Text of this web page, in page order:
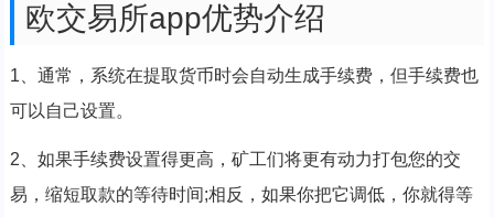
欧交易所app优势介绍
1、通常，系统在提取货币时会自动生成手续费，但手续费也
可以自己设置。
2、如果手续费设置得更高，矿工们将更有动力打包您的交
易，缩短取款的等待时间;相反，如果你把它调低，你就得等